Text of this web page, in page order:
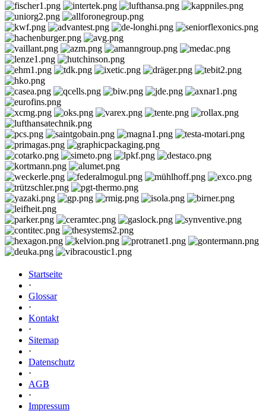
Startseite
⋅
Glossar
⋅
Kontakt
⋅
Sitemap
⋅
Datenschutz
⋅
AGB
⋅
Impressum